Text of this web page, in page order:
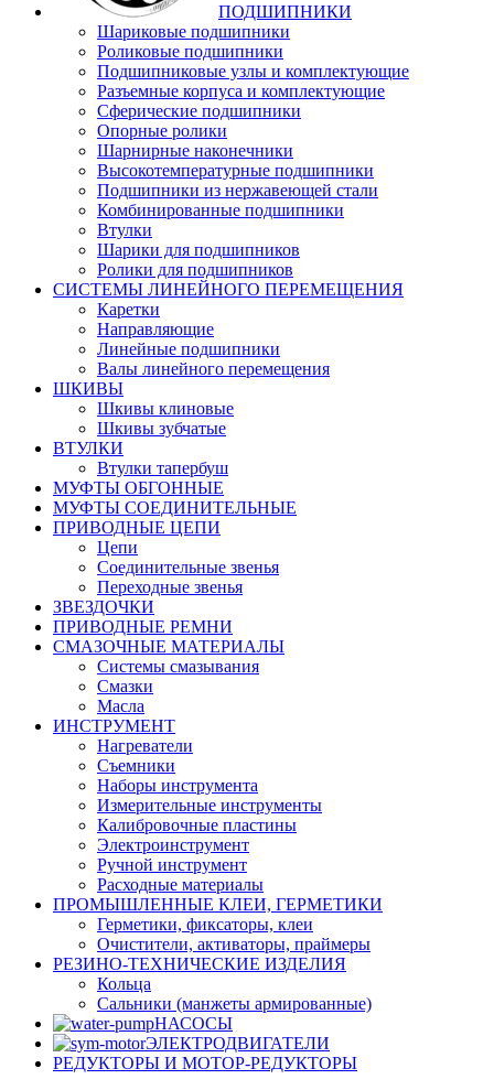
ПОДШИПНИКИ
Шариковые подшипники
Роликовые подшипники
Подшипниковые узлы и комплектующие
Разъемные корпуса и комплектующие
Сферические подшипники
Опорные ролики
Шарнирные наконечники
Высокотемпературные подшипники
Подшипники из нержавеющей стали
Комбинированные подшипники
Втулки
Шарики для подшипников
Ролики для подшипников
СИСТЕМЫ ЛИНЕЙНОГО ПЕРЕМЕЩЕНИЯ
Каретки
Направляющие
Линейные подшипники
Валы линейного перемещения
ШКИВЫ
Шкивы клиновые
Шкивы зубчатые
ВТУЛКИ
Втулки тапербуш
МУФТЫ ОБГОННЫЕ
МУФТЫ СОЕДИНИТЕЛЬНЫЕ
ПРИВОДНЫЕ ЦЕПИ
Цепи
Соединительные звенья
Переходные звенья
ЗВЕЗДОЧКИ
ПРИВОДНЫЕ РЕМНИ
СМАЗОЧНЫЕ МАТЕРИАЛЫ
Системы смазывания
Смазки
Масла
ИНСТРУМЕНТ
Нагреватели
Съемники
Наборы инструмента
Измерительные инструменты
Калибровочные пластины
Электроинструмент
Ручной инструмент
Расходные материалы
ПРОМЫШЛЕННЫЕ КЛЕИ, ГЕРМЕТИКИ
Герметики, фиксаторы, клеи
Очистители, активаторы, праймеры
РЕЗИНО-ТЕХНИЧЕСКИЕ ИЗДЕЛИЯ
Кольца
Сальники (манжеты армированные)
НАСОСЫ
ЭЛЕКТРОДВИГАТЕЛИ
РЕДУКТОРЫ И МОТОР-РЕДУКТОРЫ